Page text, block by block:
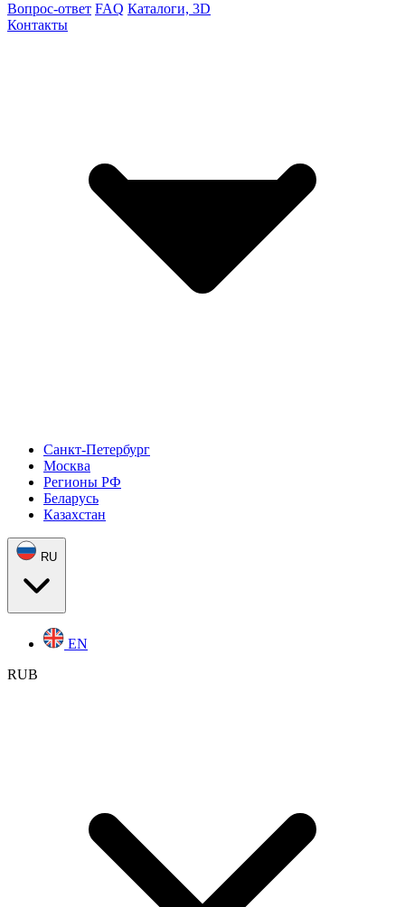
Вопрос-ответ FAQ Каталоги, 3D
Контакты
Санкт-Петербург
Москва
Регионы РФ
Беларусь
Казахстан
RU
EN
RUB